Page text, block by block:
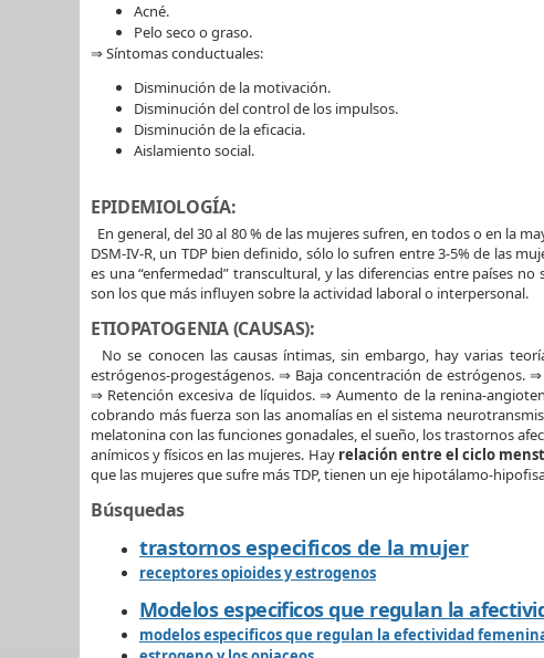
Acné.
Pelo seco o graso.
⇒ Síntomas conductuales:
Disminución de la motivación.
Disminución del control de los impulsos.
Disminución de la eficacia.
Aislamiento social.
EPIDEMIOLOGÍA:
En general, del 30 al 80 % de las mujeres sufren, en todos o en la
DSM-IV-R, un TDP bien definido, sólo lo sufren entre 3-5% de las
es una “enfermedad” transcultural, y las diferencias entre países
son los que más influyen sobre la actividad laboral o interpersonal.
ETIOPATOGENIA (CAUSAS):
No se conocen las causas íntimas, sin embargo, hay varias
estrógenos-progestágenos. ⇒ Baja concentración de estrógenos.
⇒ Retención excesiva de líquidos. ⇒ Aumento de la renina-
cobrando más fuerza son las anomalías en el sistema
melatonina con las funciones gonadales, el sueño, los trastornos
anímicos y físicos en las mujeres. Hay relación entre el ciclo
que las mujeres que sufre más TDP, tienen un eje hipotálamo-
Búsquedas
trastornos especificos de la mujer
receptores opioides y estrogenos
Modelos especificos que regulan la
modelos especificos que regulan la efectividad